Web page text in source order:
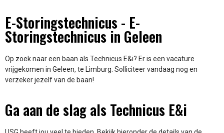
E-Storingstechnicus - E-
Storingstechnicus in Geleen
Op zoek naar een baan als Technicus E&i? Er is een vacature
vrijgekomen in Geleen, te Limburg. Solliciteer vandaag nog en
verzeker jezelf van de baan!
Ga aan de slag als Technicus E&i